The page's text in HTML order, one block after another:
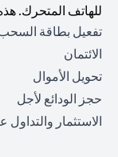
للهاتف المتحرك.
تفعيل بطاقة
الائتمان
تحويل الأموال
حجز الودائع لأجل
الاستثمار والتداول